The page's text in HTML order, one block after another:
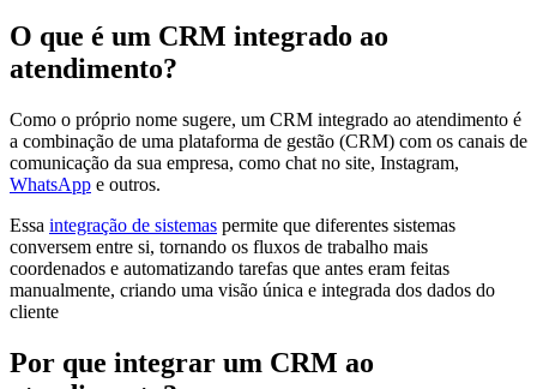
O que é um CRM integrado ao
atendimento?
Como o próprio nome sugere, um CRM integrado ao atendimento é
a combinação de uma plataforma de gestão (CRM) com os canais de
comunicação da sua empresa, como chat no site, Instagram,
WhatsApp e outros.
Essa integração de sistemas permite que diferentes sistemas
conversem entre si, tornando os fluxos de trabalho mais
coordenados e automatizando tarefas que antes eram feitas
manualmente, criando uma visão única e integrada dos dados do
cliente
Por que integrar um CRM ao